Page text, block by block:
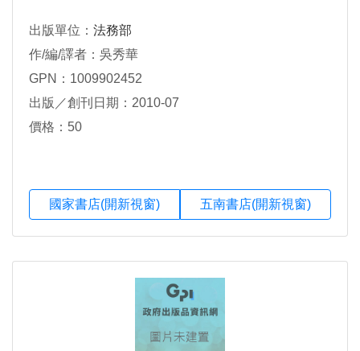
出版單位： 法務部
作/編/譯者：吳秀華
GPN：1009902452
出版／創刊日期：2010-07
價格：50
國家書店(開新視窗) 五南書店(開新視窗)